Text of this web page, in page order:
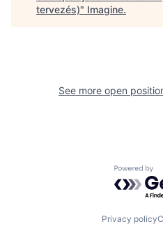
tervezés)" Imagine.
See more open
Powered
Privacy policy